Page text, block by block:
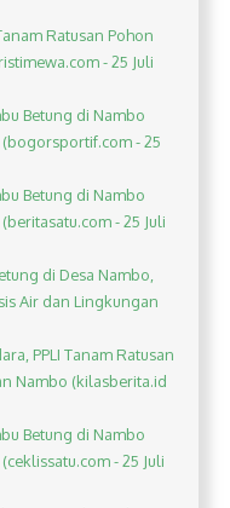
Ratusan Pohon
- 25 Juli
Betung di Nambo
- 25
Betung di Nambo
- 25 Juli
di Desa Nambo,
Air dan Lingkungan
PPLI Tanam Ratusan
Nambo (kilasberita.id
Betung di Nambo
- 25 Juli